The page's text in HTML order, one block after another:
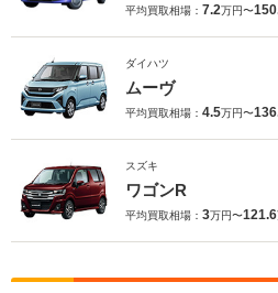
平均買取相場： 7.2万円〜
ダイハツ
ムーヴ
平均買取相場： 4.5万円〜
スズキ
ワゴンR
平均買取相場： 3万円〜121.6